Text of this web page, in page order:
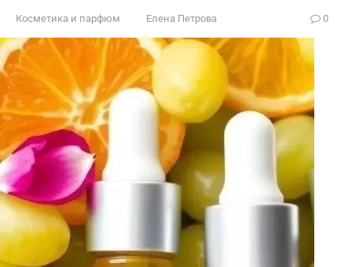
Косметика и парфюм Елена Петрова 0